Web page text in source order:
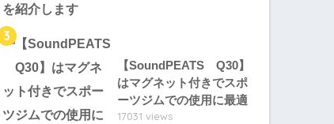
3
【SoundPEATS Q30】
はマグネット付きでスポ
ーツジムでの使用に最適
17031 views